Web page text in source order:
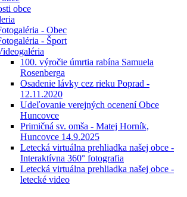
obce
- Obec
- Šport
100. výročie úmrtia rabína Samuela
Rosenberga
Osadenie lávky cez rieku Poprad -
12.11.2020
Udeľovanie verejných ocenení Obce
Huncovce
Primičná sv. omša - Matej Horník,
Huncovce 14.9.2025
Letecká virtuálna prehliadka našej obce -
Interaktívna 360° fotografia
Letecká virtuálna prehliadka našej obce -
letecké video